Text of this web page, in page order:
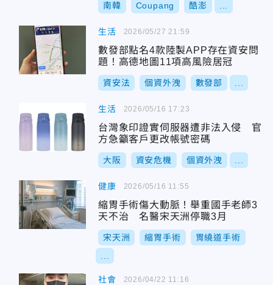
南韓 Coupang 酷澎
生活
數發部點名4款陸製APP存在資安問
題！高德地圖11項高風險居冠
資安法 個資外洩 數發部
2026/05/27 21:59
生活
台灣象印證實伺服器遭非法入侵 官
方急籲客戶更改帳號密碼
大阪 資安危機 個資外洩
2026/05/16 17:23
健康
縮胃手術傷大動脈！舉重國手老師3
天不治 名醫宋天洲停職3月
宋天洲 縮胃手術 胃繞道手術
2026/05/16 11:55
社會 2026/04/22 11:16